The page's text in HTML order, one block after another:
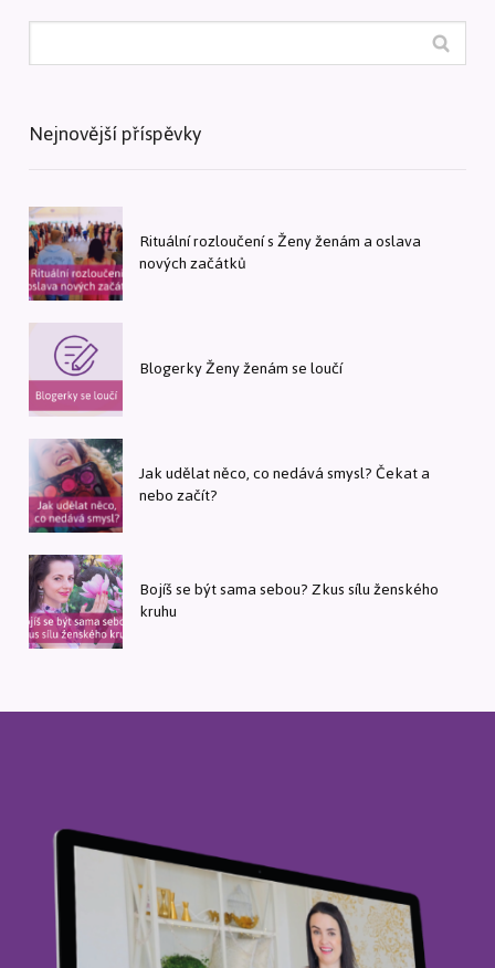
Nejnovější příspěvky
Rituální rozloučení s Ženy ženám a oslava
nových začátků
Blogerky Ženy ženám se loučí
Jak udělat něco, co nedává smysl? Čekat a
nebo začít?
Bojíš se být sama sebou? Zkus sílu ženského
kruhu